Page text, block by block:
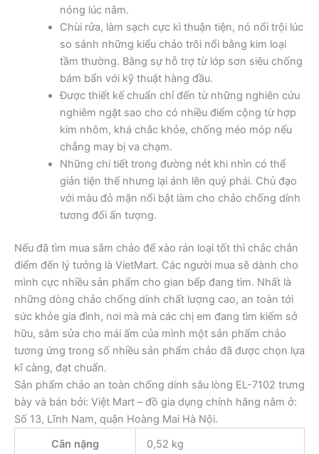
nóng lúc nắm.
Chùi rửa, làm sạch cực kì thuận tiện, nó nổi trội lúc
so sánh những kiểu chảo trôi nổi bằng kim loại
tầm thường. Bằng sự hỗ trợ từ lớp sơn siêu chống
bám bẩn với kỹ thuật hàng đầu.
Được thiết kế chuẩn chỉ đến từ những nghiên cứu
nghiêm ngặt sao cho có nhiều điểm cộng từ hợp
kim nhôm, khá chắc khỏe, chống méo móp nếu
chẳng may bị va chạm.
Những chi tiết trong đường nét khi nhìn có thể
giản tiện thế nhưng lại ánh lên quý phái. Chủ đạo
với màu đỏ mận nổi bật làm cho chảo chống dính
tương đối ấn tượng.
Nếu đã tìm mua sắm chảo để xào rán loại tốt thì chắc chắn
điểm đến lý tưởng là VietMart. Các người mua sẽ dành cho
mình cực nhiều sản phẩm cho gian bếp đang tìm. Nhất là
những dòng chảo chống dính chất lượng cao, an toàn tới
sức khỏe gia đình, nơi mà mà các chị em đang tìm kiếm sở
hữu, sắm sửa cho mái ấm của mình một sản phẩm chảo
tương ứng trong số nhiều sản phẩm chảo đã được chọn lựa
kĩ càng, đạt chuẩn.
Sản phẩm chảo an toàn chống dính sâu lòng EL-7102 trưng
bày và bán bởi: Việt Mart – đồ gia dụng chính hãng nằm ở:
Số 13, Lĩnh Nam, quận Hoàng Mai Hà Nội.
Cân nặng
0,52 kg